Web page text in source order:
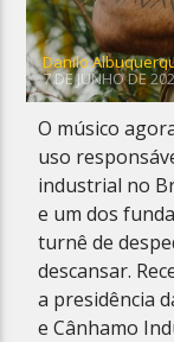
Danilo
7 DE JUNHO DE
O músico
uso
industrial no
e um dos
turnê de
descansar.
a presidência
e Cânhamo